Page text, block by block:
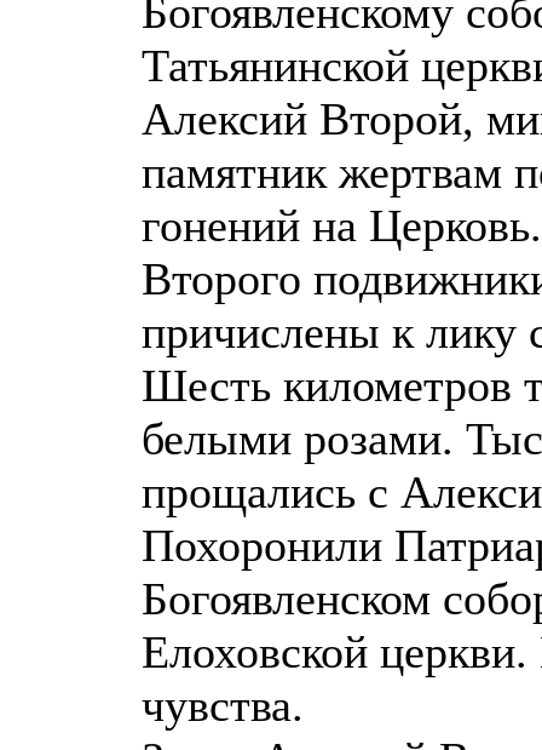
Богоявленскому
Татьянинской
Алексий Второй,
памятник жертвам
гонений на
Второго
причислены к лику
Шесть километров
белыми розами.
прощались с
Похоронили
Богоявленском
Елоховской
чувства.